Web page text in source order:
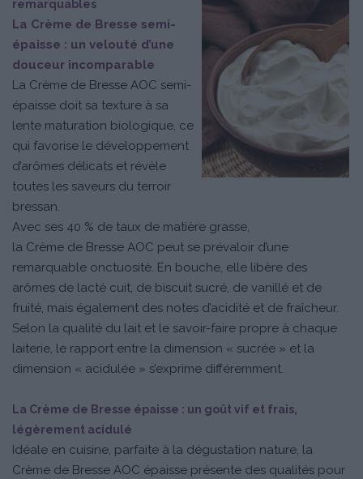
remarquables
La Crème de Bresse semi-
épaisse : un velouté d’une
douceur incomparable
La Crème de Bresse AOC semi-
épaisse doit sa texture à sa
lente maturation biologique, ce
qui favorise le développement
d’arômes délicats et révèle
toutes les saveurs du terroir
bressan.
Avec ses 40 % de taux de matière grasse,
la Crème de Bresse AOC peut se prévaloir d’une
remarquable onctuosité. En bouche, elle libère des
arômes de lacté cuit, de biscuit sucré, de vanillé et de
fruité, mais également des notes d’acidité et de fraîcheur.
Selon la qualité du lait et le savoir-faire propre à chaque
laiterie, le rapport entre la dimension « sucrée » et la
dimension « acidulée » s’exprime différemment.
La Crème de Bresse épaisse : un goût vif et frais,
légèrement acidulé
Idéale en cuisine, parfaite à la dégustation nature, la
Crème de Bresse AOC épaisse présente des qualités pour